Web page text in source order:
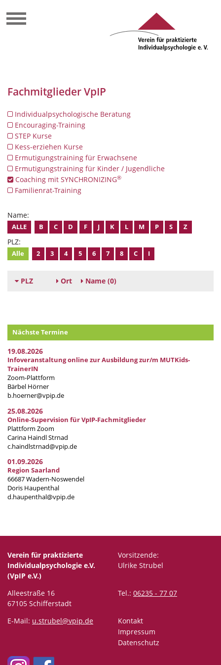
Fachmitglieder VpIP
Individualpsychologische Beratung
Encouraging-Training
STEP Kurse
Kess-erziehen Kurse
Ermutigungstraining für Erwachsene
Ermutigungstraining für Kinder / Jugendliche
Coaching mit SYNCHRONIZING®
Familienrat-Training
Name:
ALLE B C D F J K L M P S Z
PLZ:
Alle 2 3 4 5 6 7 8 C I
PLZ Ort Name (0)
Nächste Termine
19.08.2026
Infoveranstaltung online zur Ausbildung zur/m MUTKids-
TrainerIN
Zoom-Plattform
Bärbel Hörner
b.hoerner@vpip.de
25.08.2026
Online-Supervision für VpIP-Fachmitglieder
Plattform Zoom
Carina Haindl Strnad
c.haindlstrnad@vpip.de
01.09.2026
Region Saarland
66687 Wadern-Noswendel
Doris Haupenthal
d.haupenthal@vpip.de
Verein für praktizierte
Individualpsychologie e.V.
(VpIP e.V.)
Vorsitzende:
Ulrike Strubel
Alleestraße 16
67105 Schifferstadt
Tel.: 06235 - 77 07
E-Mail: u.strubel@vpip.de
Kontakt
Impressum
Datenschutz